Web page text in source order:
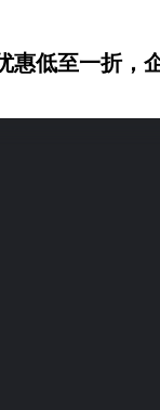
惠低至一折，